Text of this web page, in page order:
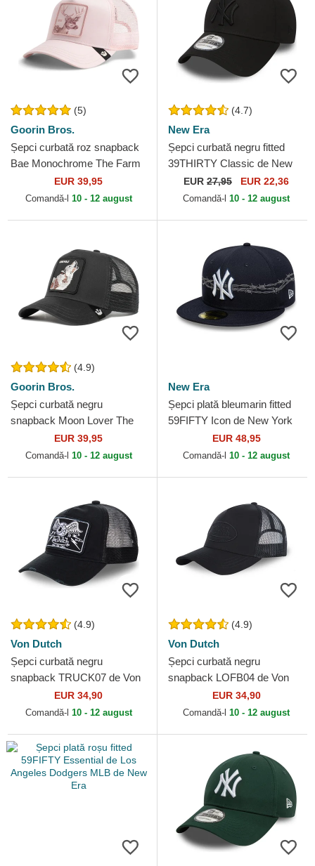
(5)
Goorin Bros.
Șepci curbată roz snapback
Bae Monochrome The Farm
Goorin Bros.EUR 39,95
Comandă-l 10 - 12 august
(4.7)
New Era
Șepci curbată negru fitted
39THIRTY Classic de New
York Yankees MLB de New
Era
EUR 27,95 EUR 22,36
Comandă-l 10 - 12 august
(4.9)
Goorin Bros.
Șepci curbată negru
snapback Moon Lover The
Farm Goorin Bros.
EUR 39,95
Comandă-l 10 - 12 august
New Era
Șepci plată bleumarin fitted
59FIFTY Icon de New York
Yankees MLB de New Era
EUR 48,95
Comandă-l 10 - 12 august
(4.9)
Von Dutch
Șepci curbată negru
snapback TRUCK07 de Von
EUR 34,90
Comandă-l 10 - 12 august
(4.9)
Von Dutch
Șepci curbată negru
snapback LOFB04 de Von
EUR 34,90
Comandă-l 10 - 12 august